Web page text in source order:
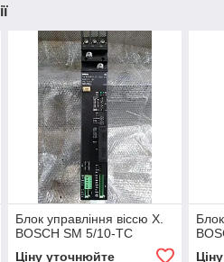
Блок управління віссю X.
BOSCH SM 5/10-TC
Ціну уточнюйте